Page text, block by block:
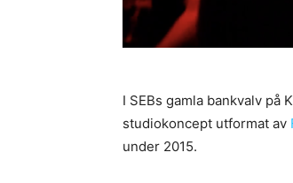
I SEBs gamla bankvalv på
studiokoncept utformat av
under 2015.